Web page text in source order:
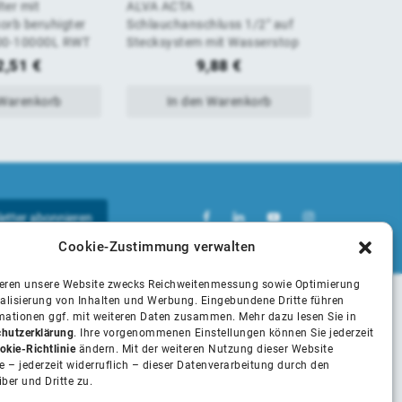
Cookie-Zustimmung verwalten
unsere Website zwecks Reichweitenmessung sowie Optimierung
von Inhalten und Werbung. Eingebundene Dritte führen
ggf. mit weiteren Daten zusammen. Mehr dazu lesen Sie in
. Ihre vorgenommenen Einstellungen können Sie jederzeit
Richtlinieändern. Mit der weiteren Nutzung dieser Website
– jederzeit widerruflich – dieser Datenverarbeitung durch den
und Dritte zu.
mit
beruhigter
10000L RWT
€
von
ALVA ACTA
Schlauchanschluss 1/2" auf
Stecksystem mit Wasserstop
9,88€
In den Warenkorb
Unsere Partner
Installateure